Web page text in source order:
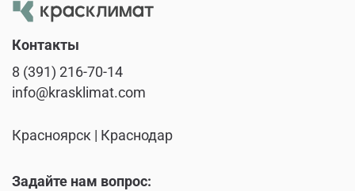
Контакты
8 (391) 216-70-14
info@krasklimat.com
Красноярск | Краснодар
Задайте нам вопрос: